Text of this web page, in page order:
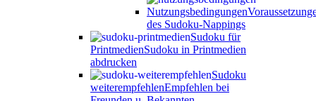
Nutzungsbedingungen
des Sudoku-Nappings
Sudoku für
PrintmedienSudoku in Printmedien
abdrucken
Sudoku
weiterempfehlenEmpfehlen bei